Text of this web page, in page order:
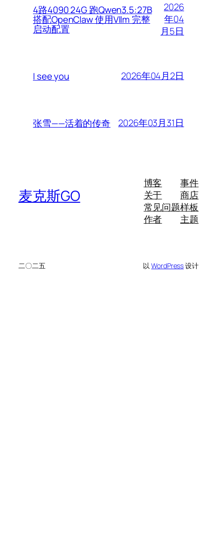
4路4090 24G 跑Qwen3.5:27B
搭配OpenClaw 使用Vllm 完整
启动配置
2026
年04
月5日
I see you 2026年04月2日
张雪——活着的传奇 2026年03月31日
麦克斯GO
博客
关于
常见问题
作者
事件
商店
样板
主题
二〇二五 以WordPress设计